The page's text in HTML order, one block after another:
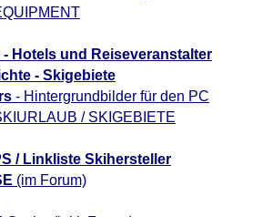
Hotels und Reiseveranstalter
- Skigebiete
- Hintergrundbilder für den PC
/ SKIGEBIETE
/ Linkliste Skihersteller
(im Forum)